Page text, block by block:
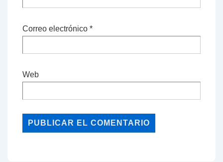
Correo electrónico *
Web